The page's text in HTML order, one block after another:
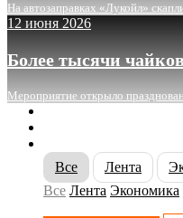
На автозаправках «Лукойл»
12 июня 2026
Более тысячи
Мероприятие открыло
Все
Лента
Все Лента Экономика